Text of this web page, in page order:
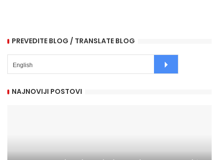
PREVEDITE BLOG / TRANSLATE BLOG
NAJNOVIJI POSTOVI